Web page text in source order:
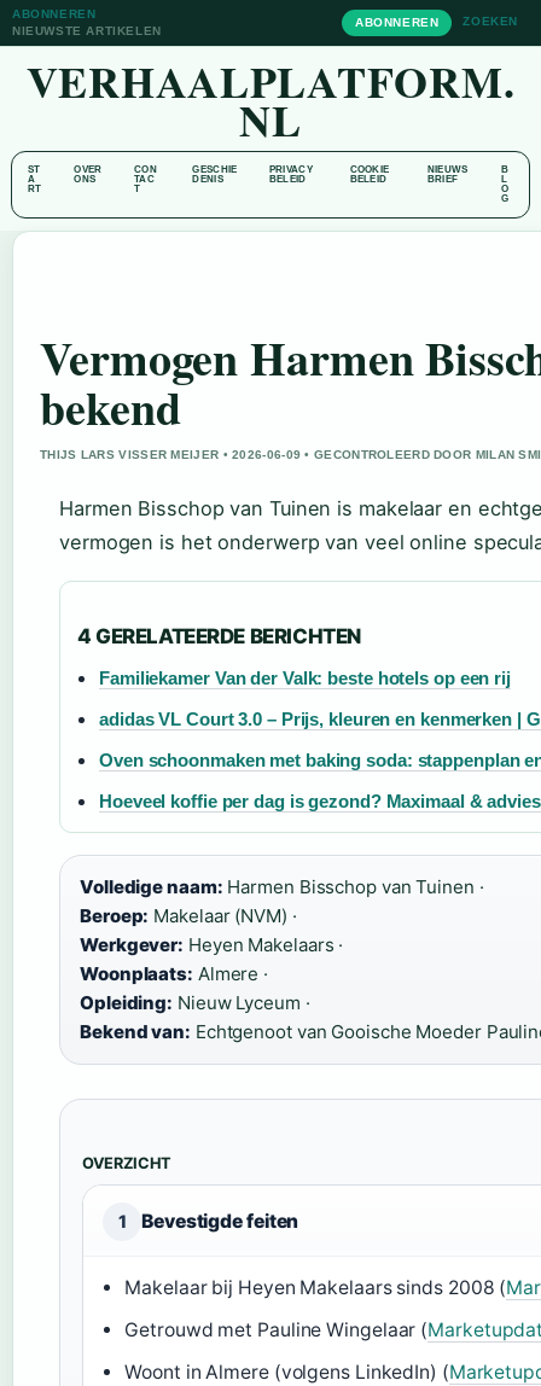
ABONNEREN
NIEUWSTE ARTIKELEN
ABONNEREN ZOEKEN
VERHAALPLATFORM.
NL
ST
A
RT
OVER
ONS
CON
TAC
T
GESCHIE
DENIS
PRIVACY
BELEID
COOKIE
BELEID
NIEUWS
BRIEF
B
L
O
G
Vermogen Harmen
bekend
THIJS LARS VISSER MEIJER • 2026-06-09 • GECONTROLEERD DOOR MILAN
Harmen Bisschop van Tuinen is makelaar en
vermogen is het onderwerp van veel online
4 GERELATEERDE BERICHTEN
Familiekamer Van der Valk: beste hotels op een rij
adidas VL Court 3.0 – Prijs, kleuren en kenmerken |
Oven schoonmaken met baking soda: stappenplan
Hoeveel koffie per dag is gezond? Maximaal & advies
Volledige naam: Harmen Bisschop van Tuinen ·
Beroep: Makelaar (NVM) ·
Werkgever: Heyen Makelaars ·
Woonplaats: Almere ·
Opleiding: Nieuw Lyceum ·
Bekend van: Echtgenoot van Gooische Moeder
OVERZICHT
1 Bevestigde feiten
Makelaar bij Heyen Makelaars sinds 2008 (
Getrouwd met Pauline Wingelaar (
Woont in Almere (volgens LinkedIn) (